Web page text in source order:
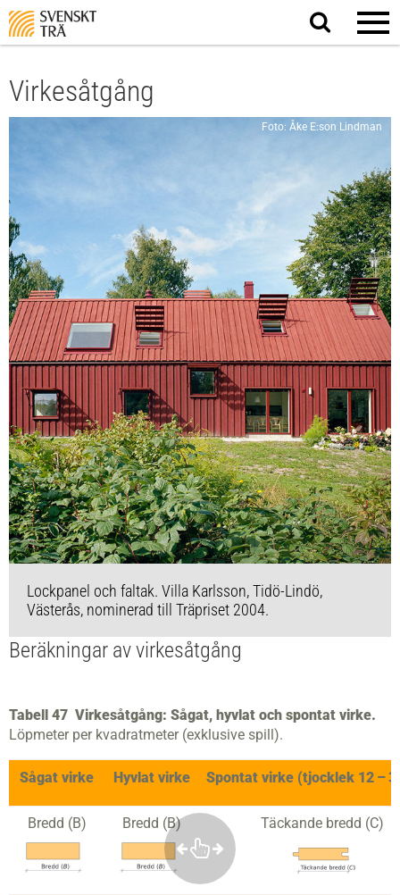
Sök
på
Virkesåtgång
Foto: Åke E:son Lindman
Lockpanel och faltak. Villa Karlsson, Tidö-Lindö,
Västerås, nominerad till Träpriset 2004.
Beräkningar av virkesåtgång
Tabell 47 Virkesåtgång: Sågat, hyvlat och spontat virke.
Löpmeter per kvadratmeter (exklusive spill).
Sågat virke Hyvlat virke Spontat virke (tjocklek 12 –
Bredd (B) Bredd (B) Täckande bredd (C)